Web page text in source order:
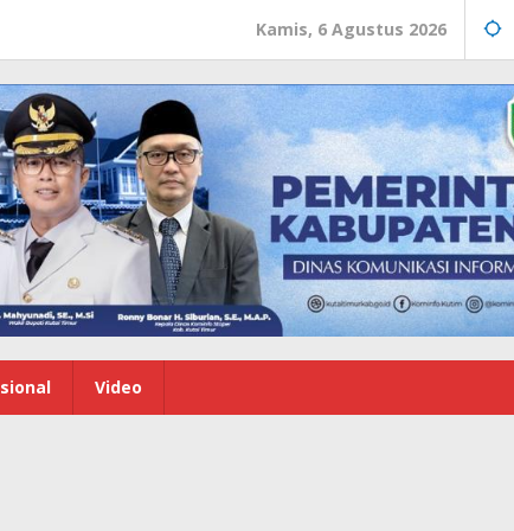
Kamis, 6 Agustus 2026
Video